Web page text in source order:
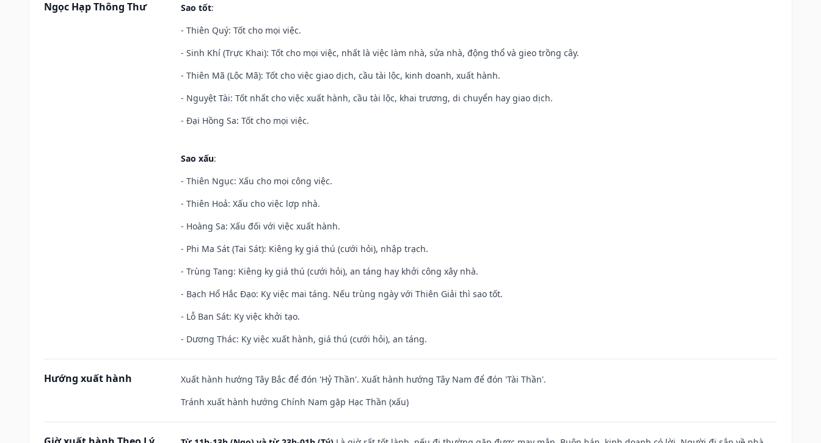
Ngọc Hạp Thông Thư Sao tốt:
- Thiên Quý: Tốt cho mọi việc.
- Sinh Khí (Trực Khai): Tốt cho mọi việc, nhất là việc làm nhà, sửa nhà, động thổ và gieo trồng cây.
- Thiên Mã (Lộc Mã): Tốt cho việc giao dịch, cầu tài lộc, kinh doanh, xuất hành.
- Nguyệt Tài: Tốt nhất cho việc xuất hành, cầu tài lộc, khai trương, di chuyển hay giao dịch.
- Đại Hồng Sa: Tốt cho mọi việc.
Sao xấu:
- Thiên Ngục: Xấu cho mọi công việc.
- Thiên Hoả: Xấu cho việc lợp nhà.
- Hoàng Sa: Xấu đối với việc xuất hành.
- Phi Ma Sát (Tai Sát): Kiêng kỵ giá thú (cưới hỏi), nhập trạch.
- Trùng Tang: Kiêng kỵ giá thú (cưới hỏi), an táng hay khởi công xây nhà.
- Bạch Hổ Hắc Đạo: Kỵ việc mai táng. Nếu trùng ngày với Thiên Giải thì sao tốt.
- Lỗ Ban Sát: Kỵ việc khởi tạo.
- Dương Thác: Kỵ việc xuất hành, giá thú (cưới hỏi), an táng.
Hướng xuất hành
Xuất hành hướng Tây Bắc để đón 'Hỷ Thần'. Xuất hành hướng Tây Nam để đón 'Tài Thần'.
Tránh xuất hành hướng Chính Nam gặp Hạc Thần (xấu)